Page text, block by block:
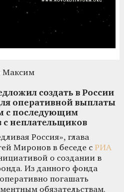
Максим
создать в России
оперативной выплаты
с последующим
с неплательщиков
Россия», глава
Миронов в беседе с РИА
о создании в
Из данного фонда
погашать
обязательствам.